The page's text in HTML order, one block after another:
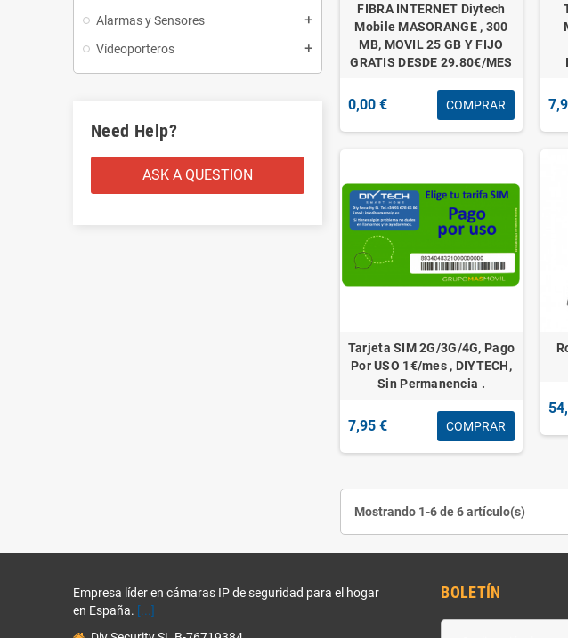
Alarmas y Sensores add
Vídeoporteros add
Need Help?
ASK A QUESTION
FIBRA INTERNET Diytech
Mobile MASORANGE , 300
MB, MOVIL 25 GB Y FIJO
GRATIS DESDE 29.80€/MES
0,00 € COMPRAR
Tarjeta SIM 2G/3G/4G, Pago
Por USO 1€/mes , DIYTECH,
Sin Permanencia .
7,95 € COMPRAR
Mostrando 1-6 de 6 artículo(s)
Empresa líder en cámaras IP de seguridad para el hogar
en España. [...]
BOLETÍN